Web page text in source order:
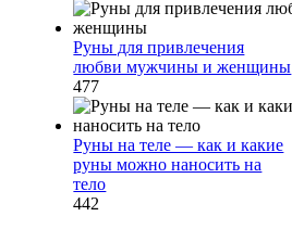
Руны для привлечения
любви мужчины и женщины
477
Руны на теле — как и какие
руны можно наносить на
тело
442